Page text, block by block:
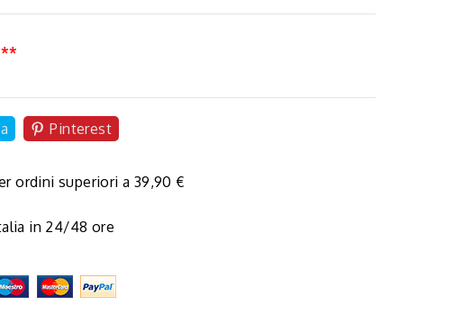
Pinterest
ordini superiori a 39,90 €
in 24/48 ore